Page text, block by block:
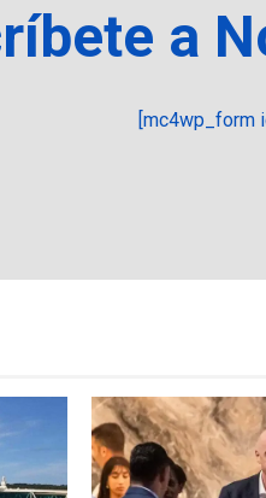
a
[mc4wp_form